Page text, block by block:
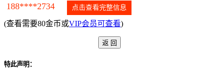
188****2734 点击查看完整信息
(查看需要80金币或VIP会员可查看)
特此声明：